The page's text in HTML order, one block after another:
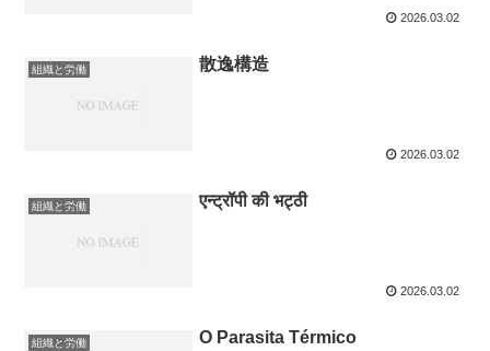
2026.03.02
組織と労働 散逸構造
2026.03.02
組織と労働 एन्ट्रॉपी की भट्ठी
2026.03.02
組織と労働 O Parasita Térmico